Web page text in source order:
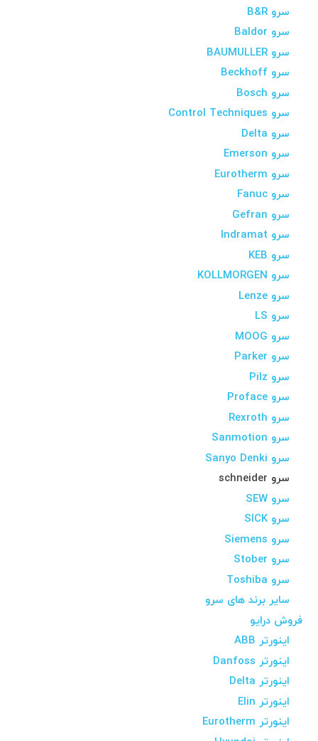
سرو B&R
سرو Baldor
سرو BAUMULLER
سرو Beckhoff
سرو Bosch
سرو Control Techniques
سرو Delta
سرو Emerson
سرو Eurotherm
سرو Fanuc
سرو Gefran
سرو Indramat
سرو KEB
سرو KOLLMORGEN
سرو Lenze
سرو LS
سرو MOOG
سرو Parker
سرو Pilz
سرو Proface
سرو Rexroth
سرو Sanmotion
سرو Sanyo Denki
سرو schneider
سرو SEW
سرو SICK
سرو Siemens
سرو Stober
سرو Toshiba
سایر برند های سرو
فروش درایو
اینورتر ABB
اینورتر Danfoss
اینورتر Delta
اینورتر Elin
اینورتر Eurotherm